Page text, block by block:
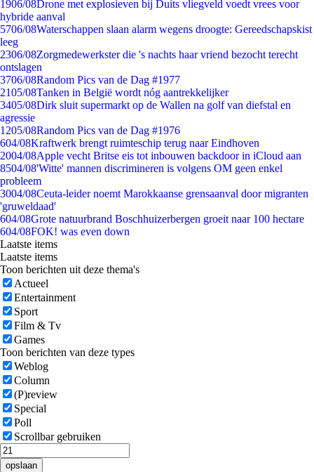
1906/08Drone met explosieven bij Duits vliegveld voedt vrees voor
hybride aanval
5706/08Waterschappen slaan alarm wegens droogte: Gereedschapskist
leeg
2306/08Zorgmedewerkster die 's nachts haar vriend bezocht terecht
ontslagen
3706/08Random Pics van de Dag #1977
2105/08Tanken in België wordt nóg aantrekkelijker
3405/08Dirk sluit supermarkt op de Wallen na golf van diefstal en
agressie
1205/08Random Pics van de Dag #1976
604/08Kraftwerk brengt ruimteschip terug naar Eindhoven
2004/08Apple vecht Britse eis tot inbouwen backdoor in iCloud aan
8504/08'Witte' mannen discrimineren is volgens OM geen enkel
probleem
3004/08Ceuta-leider noemt Marokkaanse grensaanval door migranten
'gruweldaad'
604/08Grote natuurbrand Boschhuizerbergen groeit naar 100 hectare
604/08FOK! was even down
Laatste items
Laatste items
Toon berichten uit deze thema's
Actueel
Entertainment
Sport
Film & Tv
Games
Toon berichten van deze types
Weblog
Column
(P)review
Special
Poll
Scrollbar gebruiken
opslaan